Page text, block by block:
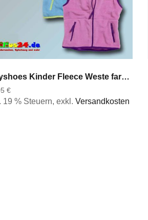
Playshoes Kinder Fleece Weste farbig abgesetzt in vier Farben Gr 74 bis 164
€
19 % Steuern, exkl. Versandkosten